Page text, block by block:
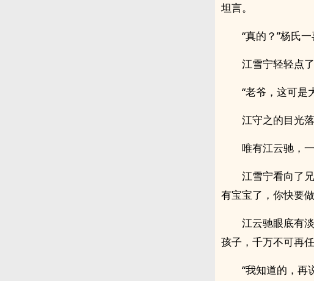
坦言。
“真的？”杨氏
江雪宁轻轻点
“老爷，这可是
江守之的目光
唯有江云驰，
江雪宁看向了
有宝宝了，你快要
江云驰眼底有
孩子，千万不可再
“我知道的，再